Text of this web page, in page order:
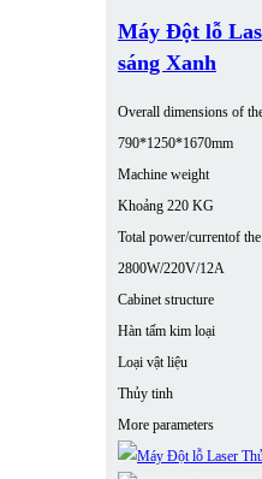
Máy Đột lỗ
sáng Xanh
Overall dimensions of
790*1250*1670mm
Machine weight
Khoảng 220 KG
Total power/currentof
2800W/220V/12A
Cabinet structure
Hàn tấm kim loại
Loại vật liệu
Thủy tinh
More parameters